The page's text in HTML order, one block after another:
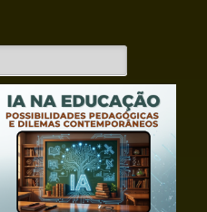
Campus Jataí